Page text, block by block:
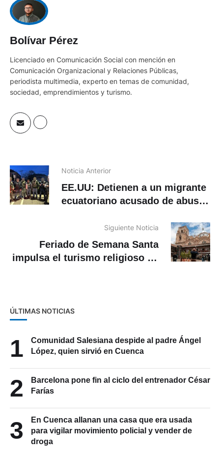
Bolívar Pérez
Licenciado en Comunicación Social con mención en
Comunicación Organizacional y Relaciones Públicas,
periodista multimedia, experto en temas de comunidad,
sociedad, emprendimientos y turismo.
Noticia Anterior
EE.UU: Detienen a un migrante
ecuatoriano acusado de abuso
Siguiente Noticia
Feriado de Semana Santa
impulsa el turismo religioso en
ÚLTIMAS NOTICIAS
1
Comunidad Salesiana despide al padre Ángel
López, quien sirvió en Cuenca
2
Barcelona pone fin al ciclo del entrenador César
Farías
3
En Cuenca allanan una casa que era usada
para vigilar movimiento policial y vender de
droga